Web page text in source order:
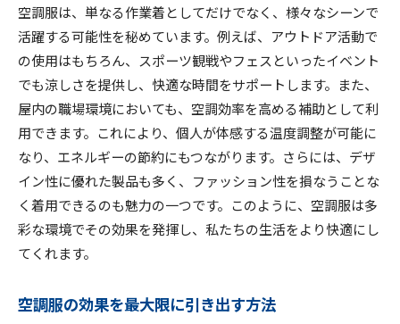
空調服は、単なる作業着としてだけでなく、様々なシーンで
活躍する可能性を秘めています。例えば、アウトドア活動で
の使用はもちろん、スポーツ観戦やフェスといったイベント
でも涼しさを提供し、快適な時間をサポートします。また、
屋内の職場環境においても、空調効率を高める補助として利
用できます。これにより、個人が体感する温度調整が可能に
なり、エネルギーの節約にもつながります。さらには、デザ
イン性に優れた製品も多く、ファッション性を損なうことな
く着用できるのも魅力の一つです。このように、空調服は多
彩な環境でその効果を発揮し、私たちの生活をより快適にし
てくれます。
空調服の効果を最大限に引き出す方法